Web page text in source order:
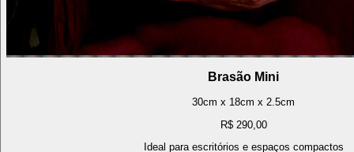
Brasão Mini
30cm x 18cm x 2.5cm
R$ 290,00
Ideal para escritórios e espaços compactos